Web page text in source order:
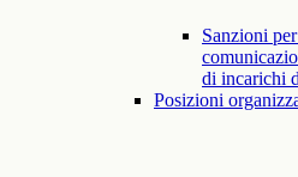
Sanzioni
di incarichi
Posizioni